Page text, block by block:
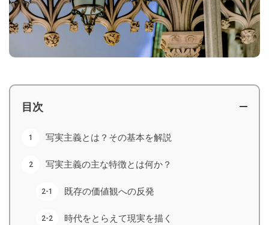
目次
写実主義とは？その基本を解説
写実主義の主な特徴とは何か？
既存の価値観への反発
時代をとらえて現実を描く